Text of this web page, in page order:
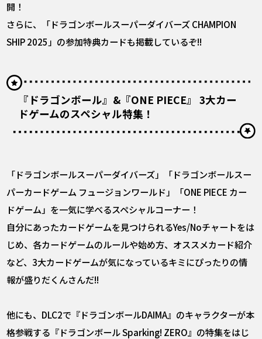
開！
さらに、「ドラゴンボールスーパーダイバーズ CHAMPION
SHIP 2025」の参加特典カードも掲載しているぞ!!
『ドラゴンボール』&『ONE PIECE』 3大カー
ドゲームのスペシャル特集！
「ドラゴンボールスーパーダイバーズ」「ドラゴンボールスー
パーカードゲーム フュージョンワールド」「ONE PIECE カー
ドゲーム」を一気に学べるスペシャルコーナー！
自分にあったカードゲームを見つけられるYes/Noチャートをは
じめ、各カードゲームのルールや始め方、オススメカード紹介
など、3大カードゲームが気になっているキミにぴったりの情
報が盛りだくんさんだ!!
他にも、DLC2で『ドラゴンボールDAIMA』のキャラクターが本
格参戦する『ドラゴンボール Sparking! ZERO』の特集をはじ